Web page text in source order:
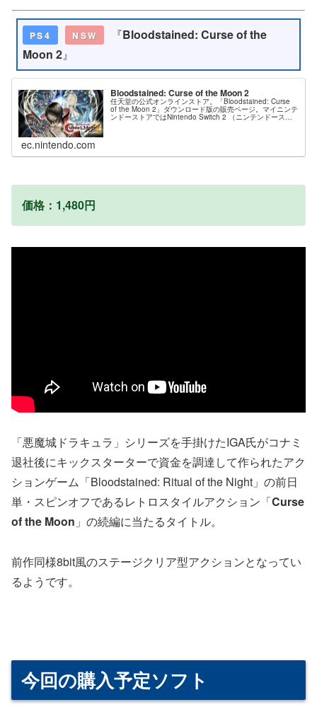
PS4 NSW 『Bloodstained: Curse of the
Moon 2』
Bloodstained: Curse of the Moon 2
任天堂の公式オンラインストア。「Bloodstained: Curse
of the Moon 2」ダウンロード版の販売ページ。マイニンテ
ンドーストアではNintendo Switch 2 （ニンテンドースイ
ッチ2）本体やソフト、オリジナル...
ec.nintendo.com
価格：1,480円
「悪魔城ドラキュラ」シリーズを手掛けたIGA氏がコナミ
退社後にキックスターターで資金を調達して作られたアク
ションゲーム「Bloodstained: Ritual of the Night」の前日
単・スピンオフであるレトロスタイルアクション「Curse
of the Moon 」の続編に当たるタイトル。
前作同様8bit風のステージクリア型アクションとなってい
るようです。
今回の購入予定ソフト